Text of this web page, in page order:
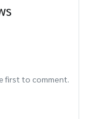
first to comment.